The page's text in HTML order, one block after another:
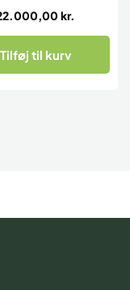
kr.
Tilføj til kurv